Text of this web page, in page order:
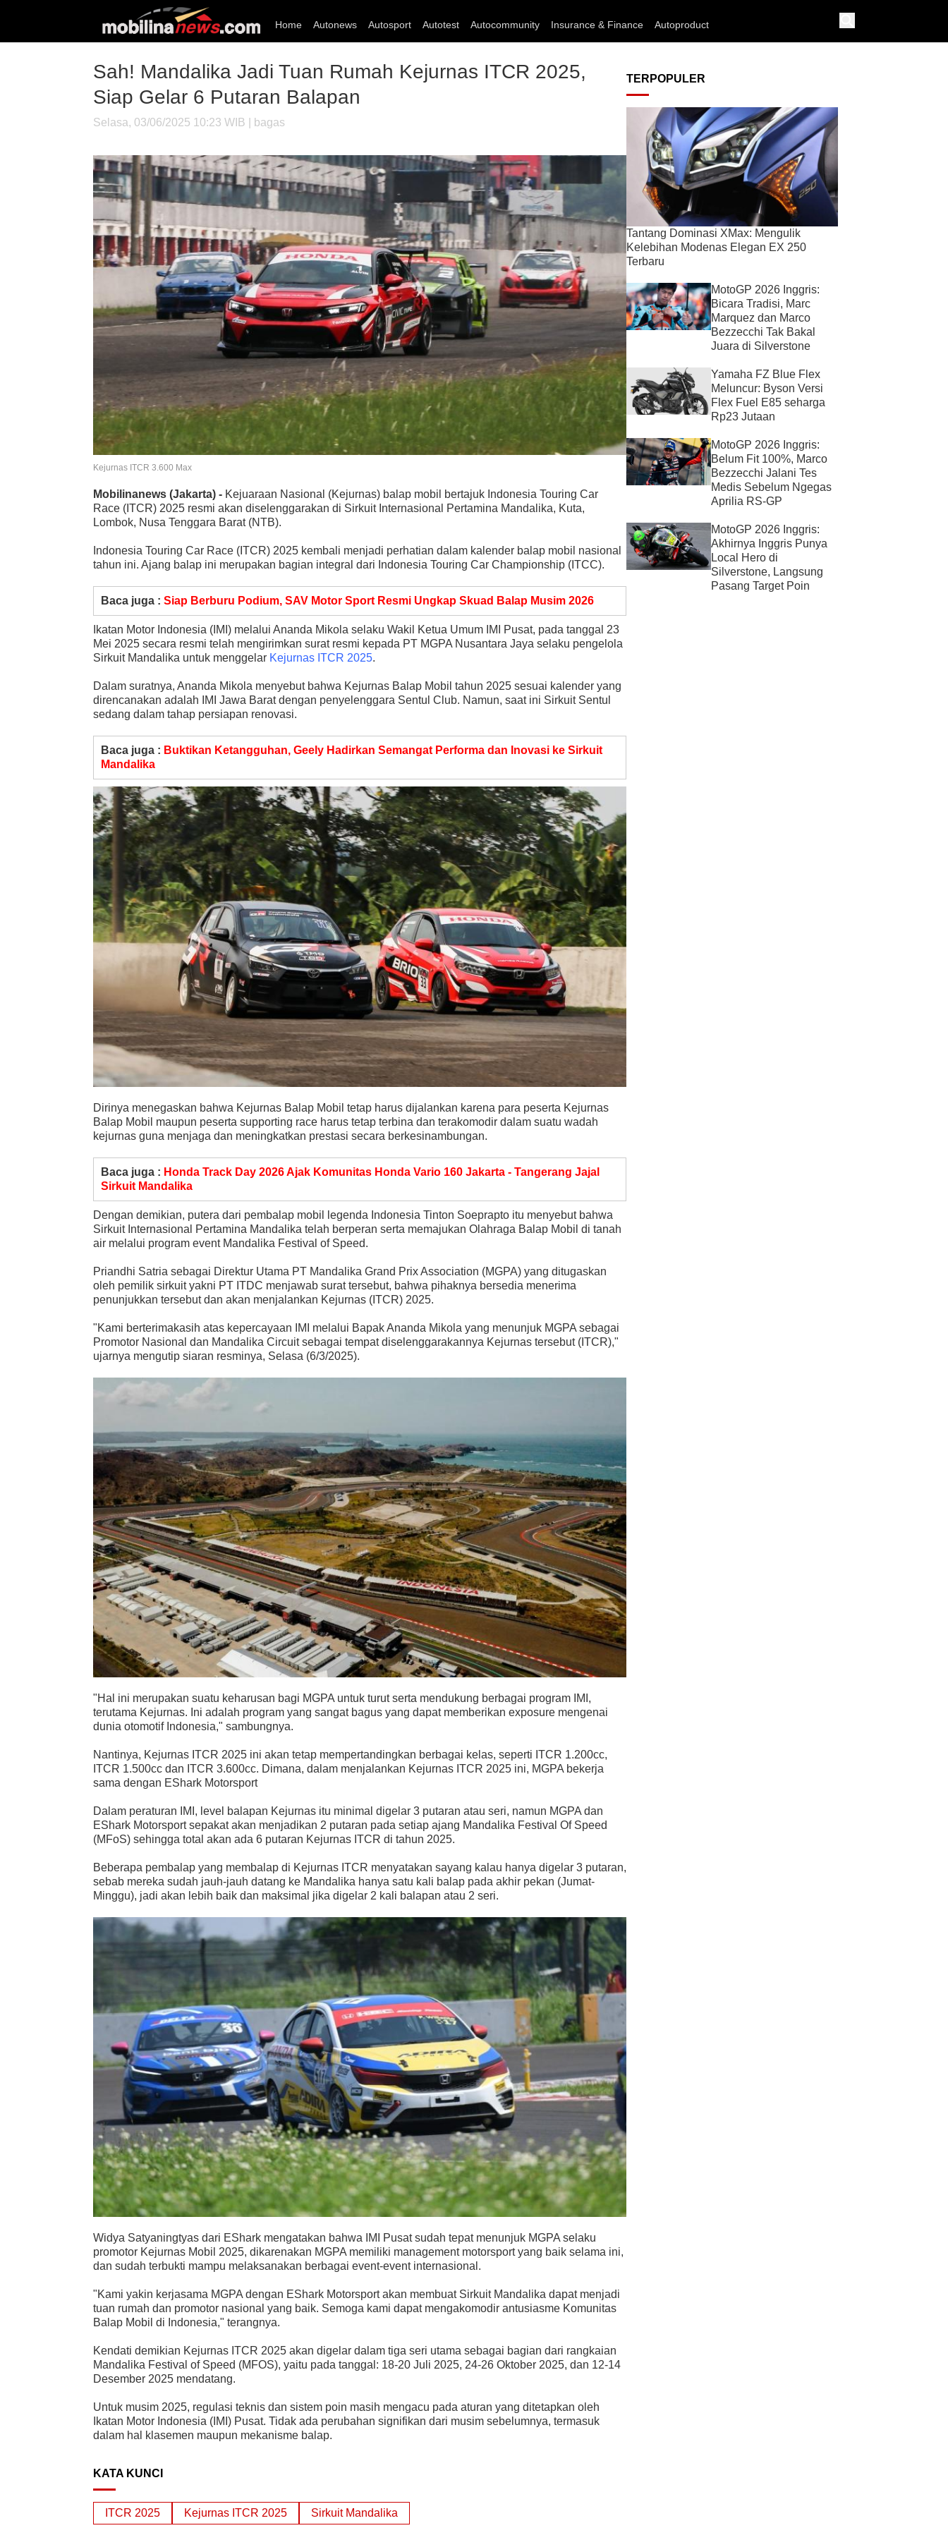
Home Autonews Autosport Autotest Autocommunity Insurance & Finance Autoproduct
Sah! Mandalika Jadi Tuan Rumah Kejurnas ITCR 2025,
Siap Gelar 6 Putaran Balapan
Selasa, 03/06/2025 10:23 WIB | bagas
Kejurnas ITCR 3.600 Max
Mobilinanews (Jakarta) - Kejuaraan Nasional (Kejurnas) balap mobil bertajuk Indonesia Touring Car
Race (ITCR) 2025 resmi akan diselenggarakan di Sirkuit Internasional Pertamina Mandalika, Kuta,
Lombok, Nusa Tenggara Barat (NTB).
Indonesia Touring Car Race (ITCR) 2025 kembali menjadi perhatian dalam kalender balap mobil nasional
tahun ini. Ajang balap ini merupakan bagian integral dari Indonesia Touring Car Championship (ITCC).
Baca juga : Siap Berburu Podium, SAV Motor Sport Resmi Ungkap Skuad Balap Musim 2026
Ikatan Motor Indonesia (IMI) melalui Ananda Mikola selaku Wakil Ketua Umum IMI Pusat, pada tanggal 23
Mei 2025 secara resmi telah mengirimkan surat resmi kepada PT MGPA Nusantara Jaya selaku pengelola
Sirkuit Mandalika untuk menggelar Kejurnas ITCR 2025.
Dalam suratnya, Ananda Mikola menyebut bahwa Kejurnas Balap Mobil tahun 2025 sesuai kalender yang
direncanakan adalah IMI Jawa Barat dengan penyelenggara Sentul Club. Namun, saat ini Sirkuit Sentul
sedang dalam tahap persiapan renovasi.
Baca juga : Buktikan Ketangguhan, Geely Hadirkan Semangat Performa dan Inovasi ke Sirkuit
Mandalika
Dirinya menegaskan bahwa Kejurnas Balap Mobil tetap harus dijalankan karena para peserta Kejurnas
Balap Mobil maupun peserta supporting race harus tetap terbina dan terakomodir dalam suatu wadah
kejurnas guna menjaga dan meningkatkan prestasi secara berkesinambungan.
Baca juga : Honda Track Day 2026 Ajak Komunitas Honda Vario 160 Jakarta - Tangerang Jajal
Sirkuit Mandalika
Dengan demikian, putera dari pembalap mobil legenda Indonesia Tinton Soeprapto itu menyebut bahwa
Sirkuit Internasional Pertamina Mandalika telah berperan serta memajukan Olahraga Balap Mobil di tanah
air melalui program event Mandalika Festival of Speed.
Priandhi Satria sebagai Direktur Utama PT Mandalika Grand Prix Association (MGPA) yang ditugaskan
oleh pemilik sirkuit yakni PT ITDC menjawab surat tersebut, bahwa pihaknya bersedia menerima
penunjukkan tersebut dan akan menjalankan Kejurnas (ITCR) 2025.
"Kami berterimakasih atas kepercayaan IMI melalui Bapak Ananda Mikola yang menunjuk MGPA sebagai
Promotor Nasional dan Mandalika Circuit sebagai tempat diselenggarakannya Kejurnas tersebut (ITCR),"
ujarnya mengutip siaran resminya, Selasa (6/3/2025).
"Hal ini merupakan suatu keharusan bagi MGPA untuk turut serta mendukung berbagai program IMI,
terutama Kejurnas. Ini adalah program yang sangat bagus yang dapat memberikan exposure mengenai
dunia otomotif Indonesia," sambungnya.
Nantinya, Kejurnas ITCR 2025 ini akan tetap mempertandingkan berbagai kelas, seperti ITCR 1.200cc,
ITCR 1.500cc dan ITCR 3.600cc. Dimana, dalam menjalankan Kejurnas ITCR 2025 ini, MGPA bekerja
sama dengan EShark Motorsport
Dalam peraturan IMI, level balapan Kejurnas itu minimal digelar 3 putaran atau seri, namun MGPA dan
EShark Motorsport sepakat akan menjadikan 2 putaran pada setiap ajang Mandalika Festival Of Speed
(MFoS) sehingga total akan ada 6 putaran Kejurnas ITCR di tahun 2025.
Beberapa pembalap yang membalap di Kejurnas ITCR menyatakan sayang kalau hanya digelar 3 putaran,
sebab mereka sudah jauh-jauh datang ke Mandalika hanya satu kali balap pada akhir pekan (Jumat-
Minggu), jadi akan lebih baik dan maksimal jika digelar 2 kali balapan atau 2 seri.
Widya Satyaningtyas dari EShark mengatakan bahwa IMI Pusat sudah tepat menunjuk MGPA selaku
promotor Kejurnas Mobil 2025, dikarenakan MGPA memiliki management motorsport yang baik selama ini,
dan sudah terbukti mampu melaksanakan berbagai event-event internasional.
"Kami yakin kerjasama MGPA dengan EShark Motorsport akan membuat Sirkuit Mandalika dapat menjadi
tuan rumah dan promotor nasional yang baik. Semoga kami dapat mengakomodir antusiasme Komunitas
Balap Mobil di Indonesia," terangnya.
Kendati demikian Kejurnas ITCR 2025 akan digelar dalam tiga seri utama sebagai bagian dari rangkaian
Mandalika Festival of Speed (MFOS), yaitu pada tanggal: 18-20 Juli 2025, 24-26 Oktober 2025, dan 12-14
Desember 2025 mendatang.
Untuk musim 2025, regulasi teknis dan sistem poin masih mengacu pada aturan yang ditetapkan oleh
Ikatan Motor Indonesia (IMI) Pusat. Tidak ada perubahan signifikan dari musim sebelumnya, termasuk
dalam hal klasemen maupun mekanisme balap.
KATA KUNCI
ITCR 2025 Kejurnas ITCR 2025 Sirkuit Mandalika
TERPOPULER
Tantang Dominasi XMax: Mengulik
Kelebihan Modenas Elegan EX 250
Terbaru
MotoGP 2026 Inggris:
Bicara Tradisi, Marc
Marquez dan Marco
Bezzecchi Tak Bakal
Juara di Silverstone
Yamaha FZ Blue Flex
Meluncur: Byson Versi
Flex Fuel E85 seharga
Rp23 Jutaan
MotoGP 2026 Inggris:
Belum Fit 100%, Marco
Bezzecchi Jalani Tes
Medis Sebelum Ngegas
Aprilia RS-GP
MotoGP 2026 Inggris:
Akhirnya Inggris Punya
Local Hero di
Silverstone, Langsung
Pasang Target Poin